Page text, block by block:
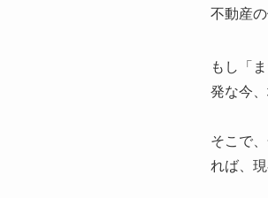
不動産
もし「
発な今
そこで
れば、